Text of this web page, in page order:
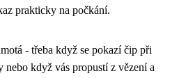
prakticky na počkání.
- třeba když se pokazí čip při
nebo když vás propustí z vězení a